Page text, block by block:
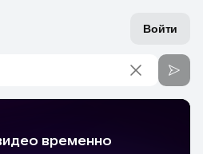
Войти